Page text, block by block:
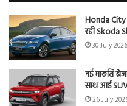
Honda
रही Skoda
30 July
नई मारुति
साथ आई
26 July